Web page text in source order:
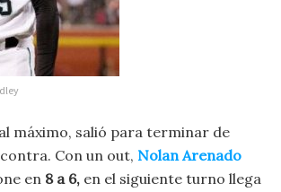
máximo, salió para terminar de
Con un out, Nolan Arenado
en 8 a 6, en el siguiente turno llega